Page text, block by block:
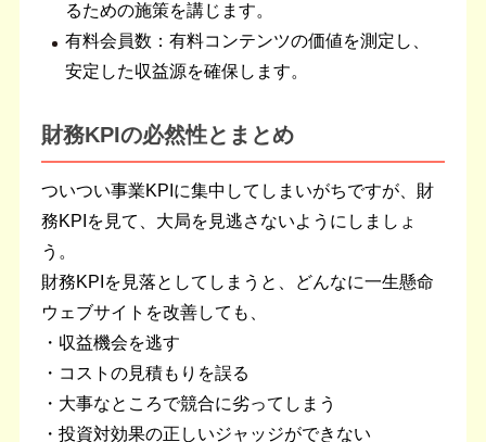
るための施策を講じます。
有料会員数：有料コンテンツの価値を測定し、
安定した収益源を確保します。
財務KPIの必然性とまとめ
ついつい事業KPIに集中してしまいがちですが、財
務KPIを見て、大局を見逃さないようにしましょ
う。
財務KPIを見落としてしまうと、どんなに一生懸命
ウェブサイトを改善しても、
・収益機会を逃す
・コストの見積もりを誤る
・大事なところで競合に劣ってしまう
・投資対効果の正しいジャッジができない